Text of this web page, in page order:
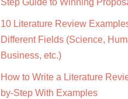
Step Guide to Winning
10 Literature Review
Different Fields (Science,
Business, etc.)
How to Write a Literature
by-Step With Examples